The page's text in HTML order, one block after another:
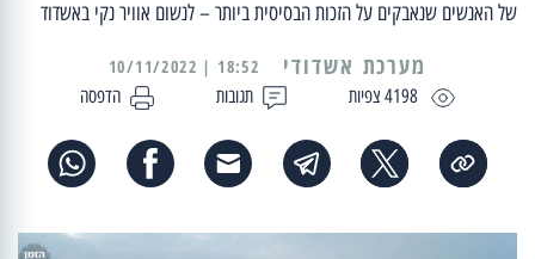
של האנשים שנאבקים על הזכות הבסיסית ביותר – לנשום אוויר נקי באשדוד
4198 צפיות תגובות הדפסה
מערכת אשדודי 18:52 | 10/11/2022